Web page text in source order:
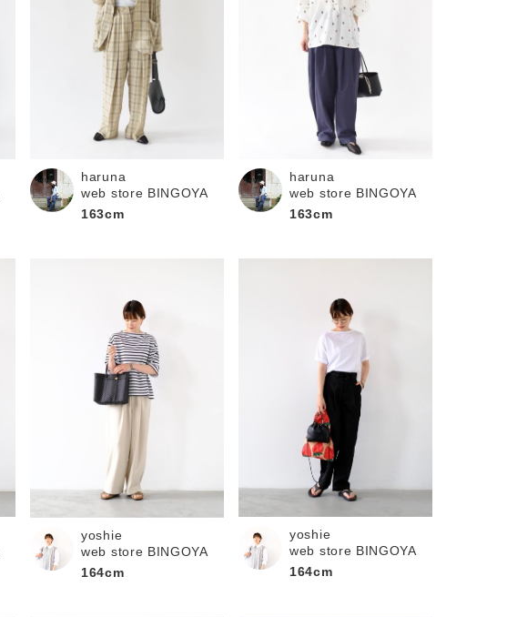
無料公式アプリダウンロード
haruna
web store BINGOYA
163cm
haruna
web store BINGOYA
163cm
yoshie
web store BINGOYA
164cm
yoshie
web store BINGOYA
164cm